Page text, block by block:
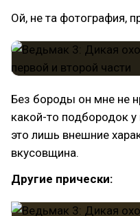
Ой, не та фотография,
Без бороды он мне не
какой-то подбородок у
это лишь внешние
вкусовщина.
Другие прически: